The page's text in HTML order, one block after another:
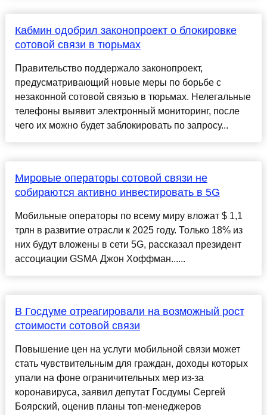
Кабмин одобрил законопроект о блокировке
сотовой связи в тюрьмах
Правительство поддержало законопроект,
предусматривающий новые меры по борьбе с
незаконной сотовой связью в тюрьмах. Нелегальные
телефоны выявит электронный мониторинг, после
чего их можно будет заблокировать по запросу...
Мировые операторы сотовой связи не
собираются активно инвестировать в 5G
Мобильные операторы по всему миру вложат $ 1,1
трлн в развитие отрасли к 2025 году. Только 18% из
них будут вложены в сети 5G, рассказал президент
ассоциации GSMA Джон Хоффман......
В Госдуме отреагировали на возможный рост
стоимости сотовой связи
Повышение цен на услуги мобильной связи может
стать чувствительным для граждан, доходы которых
упали на фоне ограничительных мер из-за
коронавируса, заявил депутат Госдумы Сергей
Боярский, оценив планы топ-менеджеров